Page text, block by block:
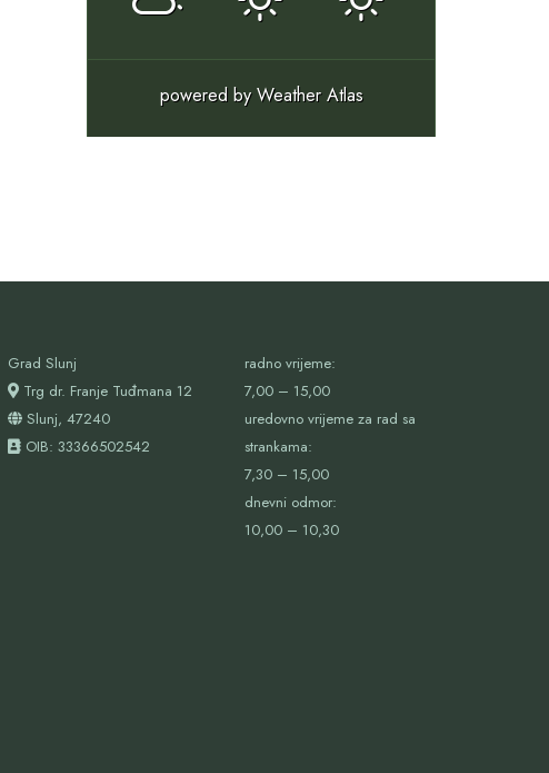
powered byWeather Atlas
Grad Slunj
Trg dr. Franje Tuđmana 12
Slunj, 47240
OIB: 33366502542
radno vrijeme:
7,00 – 15,00
uredovno vrijeme za rad sa
strankama:
7,30 – 15,00
dnevni odmor:
10,00 – 10,30